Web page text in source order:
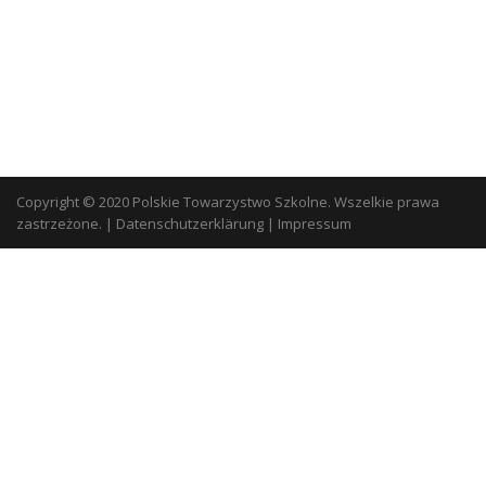
Copyright © 2020 Polskie Towarzystwo Szkolne. Wszelkie prawa
zastrzeżone. | Datenschutzerklärung | Impressum